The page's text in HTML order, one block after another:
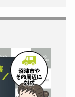
別途お見積り
別途お見積り
別途お見積り